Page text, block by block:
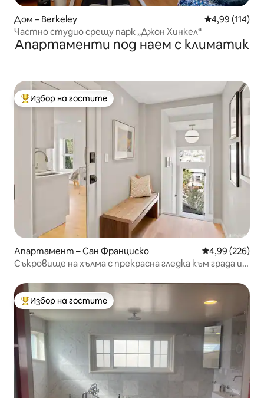
Дом – Berkeley Средна
4,99 (114)
Частно студио срещу парк „Джон Хинкел“
Апартаменти под наем с климатик
Най-популярен избор на гостите
Избор на гостите
Апартамент – Сан Франциско Средна
4,99 (226)
Съкровище на хълма с прекрасна гледка към града и
Най-популярен избор на гостите
Избор на гостите